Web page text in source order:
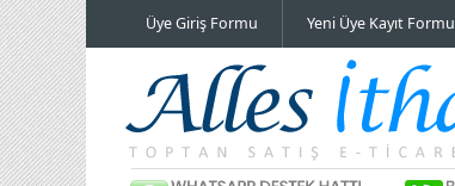
Üye Giriş Formu Yeni Üye Kayıt Formu